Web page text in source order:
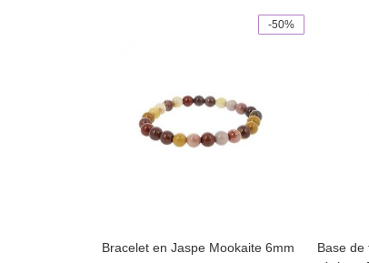
-50%
Bracelet en Jaspe Mookaite 6mm
Base de